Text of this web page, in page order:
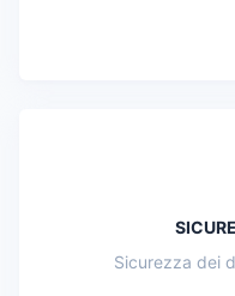
Sicurezza dei